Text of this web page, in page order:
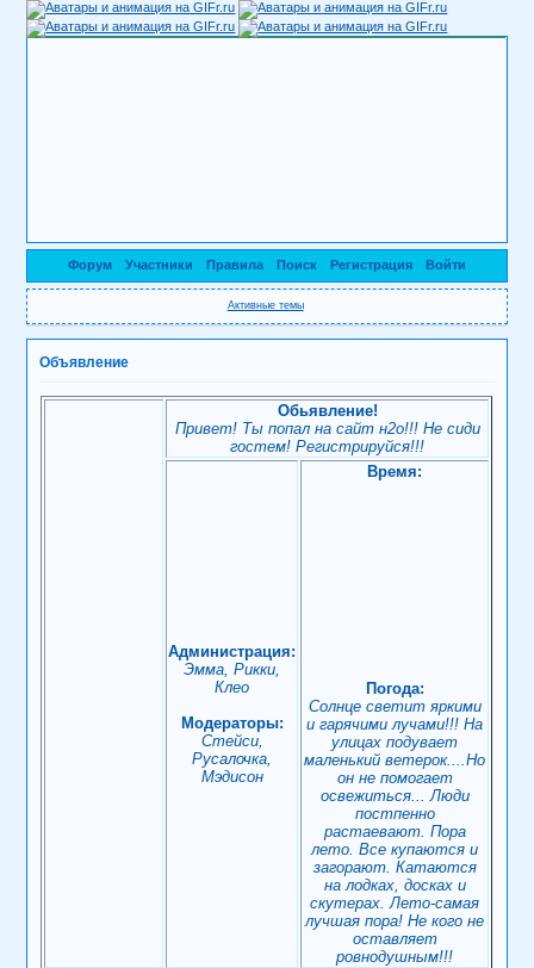
Форум Участники Правила Поиск Регистрация Войти
Активные темы
Объявление
Обьявление!
Привет! Ты попал на сайт н2о!!! Не сиди
гостем! Регистрируйся!!!
Администрация:
Эмма, Рикки,
Клео
Модераторы:
Стейси,
Русалочка,
Мэдисон
Время:
Погода:
Солнце светит яркими
и гарячими лучами!!! На
улицах подувает
маленький ветерок....Но
он не помогает
освежиться... Люди
постпенно
растаевают. Пора
лето. Все купаются и
загорают. Катаются
на лодках, досках и
скутерах. Лето-самая
лучшая пора! Не кого не
оставляет
ровнодушным!!!